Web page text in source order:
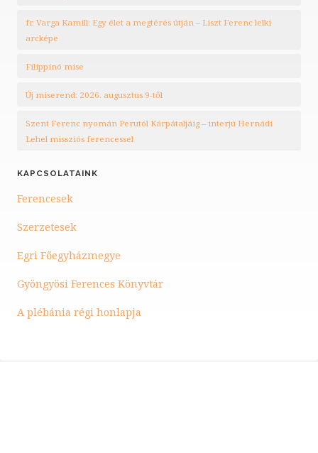
fr. Varga Kamill: Egy élet a megtérés útján – Liszt Ferenc lelki
arcképe
Filippínó mise
Új miserend: 2026. augusztus 9-től
Szent Ferenc nyomán Perutól Kárpátaljáig – interjú Hernádi
Lehel missziós ferencessel
KAPCSOLATAINK
Ferencesek
Szerzetesek
Egri Főegyházmegye
Gyöngyösi Ferences Könyvtár
A plébánia régi honlapja